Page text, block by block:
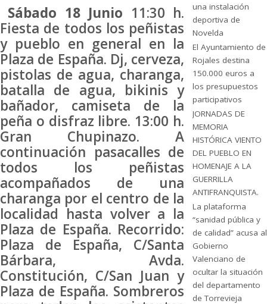
Sábado 18 Junio 11:30 h.
Fiesta de todos los peñistas
y pueblo en general en la
Plaza de España. Dj, cerveza,
pistolas de agua, charanga,
batalla de agua, bikinis y
bañador, camiseta de la
peña o disfraz libre. 13:00 h.
Gran Chupinazo. A
continuación pasacalles de
todos los peñistas
acompañados de una
charanga por el centro de la
localidad hasta volver a la
Plaza de España. Recorrido:
Plaza de España, C/Santa
Bárbara, Avda.
Constitución, C/San Juan y
Plaza de España. Sombreros
una instalación
deportiva de
Novelda
El Ayuntamiento de
Rojales destina
150.000 euros a
los presupuestos
participativos
JORNADAS DE
MEMORIA
HISTÓRICA VIENTO
DEL PUEBLO EN
HOMENAJE A LA
GUERRILLA
ANTIFRANQUISTA.
La plataforma
“sanidad pública y
de calidad” acusa al
Gobierno
Valenciano de
ocultar la situación
del departamento
de Torrevieja